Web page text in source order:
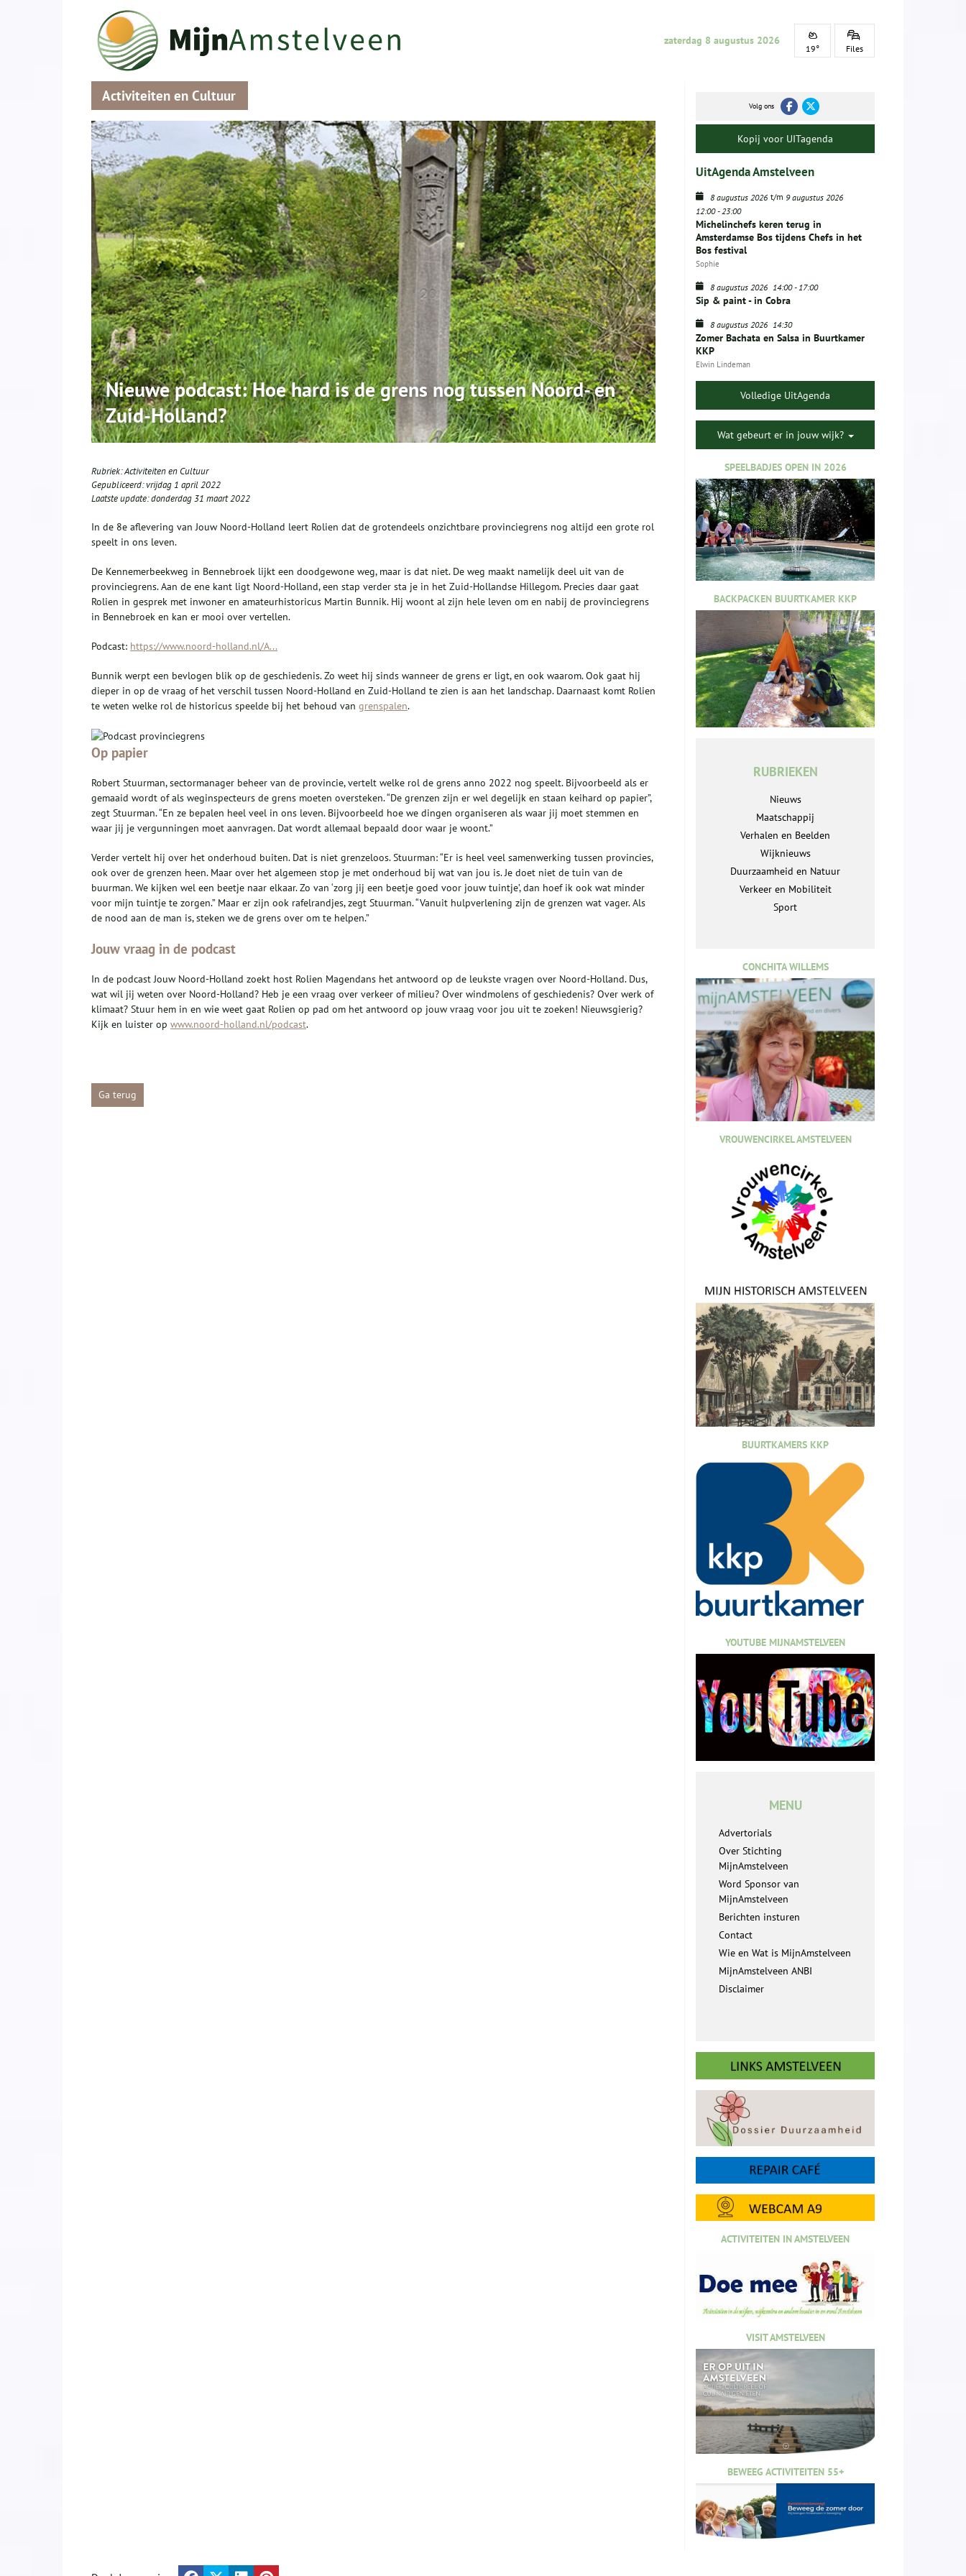
zaterdag 8 augustus 2026
19° Files
Activiteiten en Cultuur
Nieuwe podcast: Hoe hard is de grens nog tussen Noord- en
Zuid-Holland?
Rubriek:Activiteiten en Cultuur
Gepubliceerd:vrijdag 1 april 2022
Laatste update:donderdag 31 maart 2022
In de 8e aflevering van Jouw Noord-Holland leert Rolien dat de grotendeels onzichtbare provinciegrens nog altijd een grote rol
speelt in ons leven.
De Kennemerbeekweg in Bennebroek lijkt een doodgewone weg, maar is dat niet. De weg maakt namelijk deel uit van de
provinciegrens. Aan de ene kant ligt Noord-Holland, een stap verder sta je in het Zuid-Hollandse Hillegom. Precies daar gaat
Rolien in gesprek met inwoner en amateurhistoricus Martin Bunnik. Hij woont al zijn hele leven om en nabij de provinciegrens
in Bennebroek en kan er mooi over vertellen.
Podcast: https://www.noord-holland.nl/A...
Bunnik werpt een bevlogen blik op de geschiedenis. Zo weet hij sinds wanneer de grens er ligt, en ook waarom. Ook gaat hij
dieper in op de vraag of het verschil tussen Noord-Holland en Zuid-Holland te zien is aan het landschap. Daarnaast komt Rolien
te weten welke rol de historicus speelde bij het behoud van grenspalen.
Op papier
Robert Stuurman, sectormanager beheer van de provincie, vertelt welke rol de grens anno 2022 nog speelt. Bijvoorbeeld als er
gemaaid wordt of als weginspecteurs de grens moeten oversteken. “De grenzen zijn er wel degelijk en staan keihard op papier”,
zegt Stuurman. “En ze bepalen heel veel in ons leven. Bijvoorbeeld hoe we dingen organiseren als waar jij moet stemmen en
waar jij je vergunningen moet aanvragen. Dat wordt allemaal bepaald door waar je woont.”
Verder vertelt hij over het onderhoud buiten. Dat is niet grenzeloos. Stuurman: “Er is heel veel samenwerking tussen provincies,
ook over de grenzen heen. Maar over het algemeen stop je met onderhoud bij wat van jou is. Je doet niet de tuin van de
buurman. We kijken wel een beetje naar elkaar. Zo van ‘zorg jij een beetje goed voor jouw tuintje’, dan hoef ik ook wat minder
voor mijn tuintje te zorgen.” Maar er zijn ook rafelrandjes, zegt Stuurman. “Vanuit hulpverlening zijn de grenzen wat vager. Als
de nood aan de man is, steken we de grens over om te helpen.”
Jouw vraag in de podcast
In de podcast Jouw Noord-Holland zoekt host Rolien Magendans het antwoord op de leukste vragen over Noord-Holland. Dus,
wat wil jij weten over Noord-Holland? Heb je een vraag over verkeer of milieu? Over windmolens of geschiedenis? Over werk of
klimaat? Stuur hem in en wie weet gaat Rolien op pad om het antwoord op jouw vraag voor jou uit te zoeken! Nieuwsgierig?
Kijk en luister op www.noord-holland.nl/podcast.
Ga terug
Volg ons
Kopij voor UITagenda
UitAgenda Amstelveen
8 augustus 2026 t/m 9 augustus 2026
12:00-23:00
Michelinchefs keren terug in
Amsterdamse Bos tijdens Chefs in het
Bos festival
Sophie
8 augustus 2026 14:00-17:00
Sip & paint - in Cobra
8 augustus 2026 14:30
Zomer Bachata en Salsa in Buurtkamer
KKP
Elwin Lindeman
Volledige UitAgenda
Wat gebeurt er in jouw wijk?
SPEELBADJES OPEN IN 2026
BACKPACKEN BUURTKAMER KKP
RUBRIEKEN
Nieuws
Maatschappij
Verhalen en Beelden
Wijknieuws
Duurzaamheid en Natuur
Verkeer en Mobiliteit
Sport
CONCHITA WILLEMS
VROUWENCIRKEL AMSTELVEEN
BUURTKAMERS KKP
YOUTUBE MIJNAMSTELVEEN
MENU
Advertorials
Over Stichting
MijnAmstelveen
Word Sponsor van
MijnAmstelveen
Berichten insturen
Contact
Wie en Wat is MijnAmstelveen
MijnAmstelveen ANBI
Disclaimer
ACTIVITEITEN IN AMSTELVEEN
VISIT AMSTELVEEN
BEWEEG ACTIVITEITEN 55+